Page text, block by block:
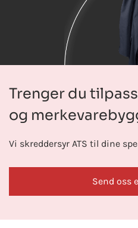
Trenger du
og
Vi skreddersyr ATS til dine
Send oss